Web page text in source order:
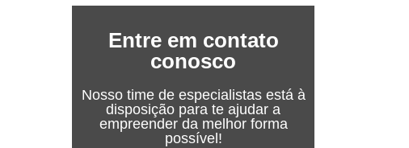
Entre em contato
conosco
Nosso time de especialistas está à
disposição para te ajudar a
empreender da melhor forma
possível!